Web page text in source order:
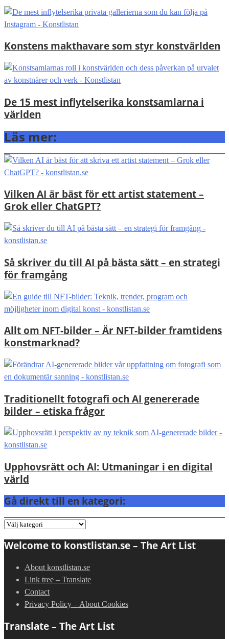
Konstens makthavare som styr konstvärlden
De 15 mest inflytelserika konstsamlarna i
världen
Läs mer:
Vilken AI är bäst för ett artist statement –
Grok eller ChatGPT?
Så skriver du till AI på bästa sätt – en strategi
för framgång
Allt om NFT-bilder – Är NFT-bilder framtidens
konstmarknad?
Traditionellt fotografi och AI genererade
bilder – etiska frågor
Upphovsrätt och AI: Utmaningar i en digital
värld
Gå direkt till en kategori:
Gå
till
kategori:
Welcome to konstlistan.se – The Art List
About konstlistan.se
Link tree – Translate
Contact
Privacy Policy – About Cookies
Translate – The Art List